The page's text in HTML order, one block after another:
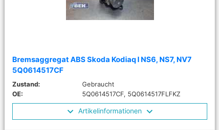
Bremsaggregat ABS Skoda Kodiaq I NS6, NS7, NV7
5Q0614517CF
Zustand:
Gebraucht
OE:
5Q0614517CF, 5Q0614517FLFKZ
Artikelinformationen